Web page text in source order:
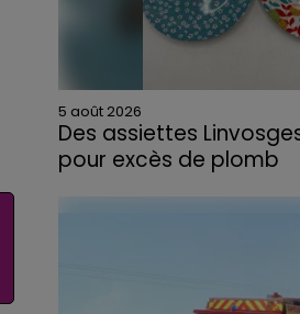
5 août 2026
Des assiettes
pour excès de plomb